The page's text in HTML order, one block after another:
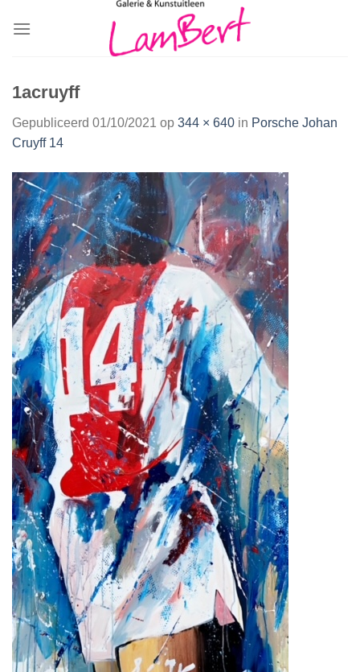
1acruyff
Gepubliceerd 01/10/2021 op 344 × 640 in Porsche Johan
Cruyff 14